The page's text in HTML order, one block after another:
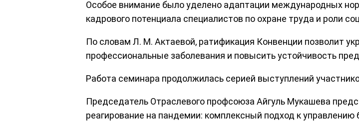
Особое внимание было уделено адаптации международных
кадрового потенциала специалистов по охране труда и роли
По словам Л. М. Актаевой, ратификация Конвенции позволит
профессиональные заболевания и повысить устойчивость
Работа семинара продолжилась серией выступлений
Председатель Отраслевого профсоюза Айгуль Мукашева
реагирование на пандемии: комплексный подход к